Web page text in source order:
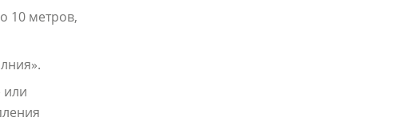
10 метров,
или